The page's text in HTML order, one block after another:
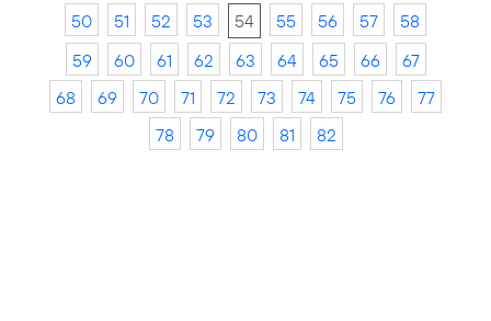
50
51 52 53 54 55 56 57
58
59
60 61 62 63 64 65 66
67
68
69 70 71 72 73 74 75 76
77
78
79 80 81 82